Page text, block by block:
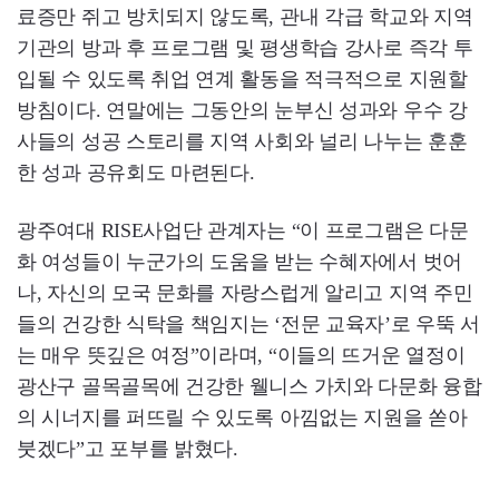
료증만 쥐고 방치되지 않도록, 관내 각급 학교와 지역
기관의 방과 후 프로그램 및 평생학습 강사로 즉각 투
입될 수 있도록 취업 연계 활동을 적극적으로 지원할
방침이다. 연말에는 그동안의 눈부신 성과와 우수 강
사들의 성공 스토리를 지역 사회와 널리 나누는 훈훈
한 성과 공유회도 마련된다.
광주여대 RISE사업단 관계자는 “이 프로그램은 다문
화 여성들이 누군가의 도움을 받는 수혜자에서 벗어
나, 자신의 모국 문화를 자랑스럽게 알리고 지역 주민
들의 건강한 식탁을 책임지는 ‘전문 교육자’로 우뚝 서
는 매우 뜻깊은 여정”이라며, “이들의 뜨거운 열정이
광산구 골목골목에 건강한 웰니스 가치와 다문화 융합
의 시너지를 퍼뜨릴 수 있도록 아낌없는 지원을 쏟아
붓겠다”고 포부를 밝혔다.